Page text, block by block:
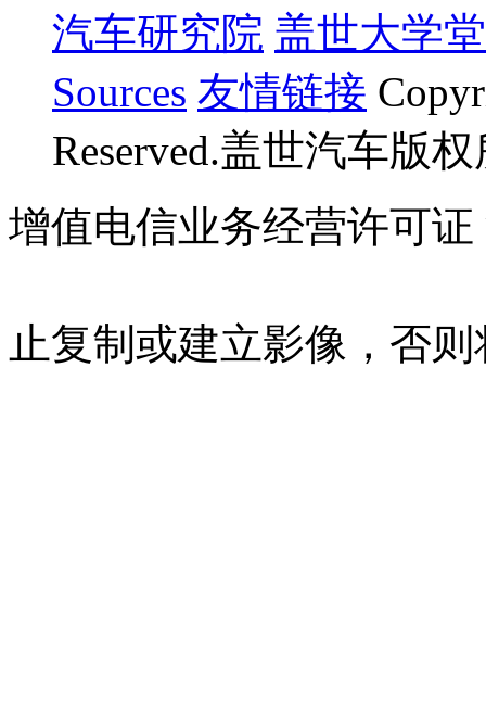
汽车研究院 盖世大学堂
Sources 友情链接
Reserved.盖世汽车版
增值电信业务经营许可证
止复制或建立影像，否